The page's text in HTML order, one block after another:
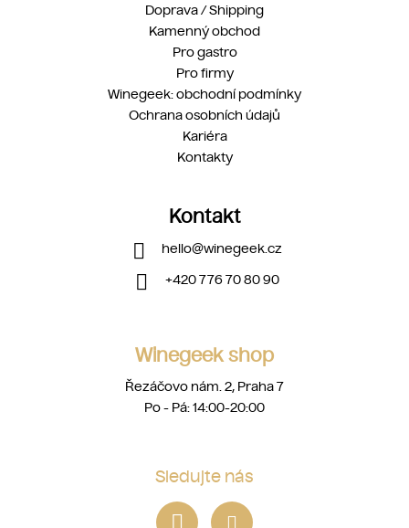
Doprava / Shipping
Kamenný obchod
Pro gastro
Pro firmy
Winegeek: obchodní podmínky
Ochrana osobních údajů
Kariéra
Kontakty
Kontakt
hello@winegeek.cz
+420 776 70 80 90
Winegeek shop
Řezáčovo nám. 2, Praha 7
Po - Pá: 14:00-20:00
Sledujte nás